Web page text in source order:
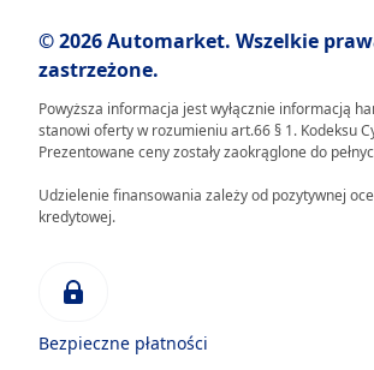
© 2026 Automarket. Wszelkie
zastrzeżone.
Powyższa informacja jest wyłącznie informacją
stanowi oferty w rozumieniu art.66 § 1. Kodeksu
Prezentowane ceny zostały zaokrąglone do
Udzielenie finansowania zależy od pozytywnej
kredytowej.
Bezpieczne płatności